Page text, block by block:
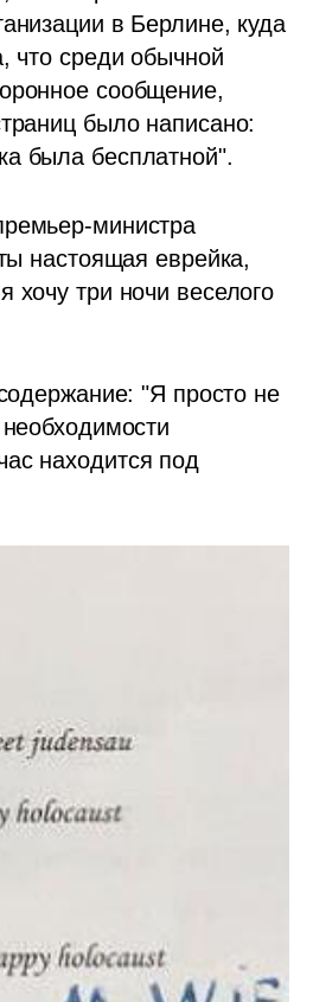
в Берлине, куда
что среди обычной
сообщение,
было написано:
была бесплатной".
министра
настоящая еврейка,
три ночи веселого
"Я просто не
находится под